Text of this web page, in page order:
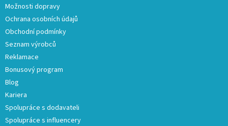
Možnosti dopravy
Ochrana osobních údajů
Obchodní podmínky
Seznam výrobců
Reklamace
Bonusový program
Blog
Kariera
Spolupráce s dodavateli
Spolupráce s influencery